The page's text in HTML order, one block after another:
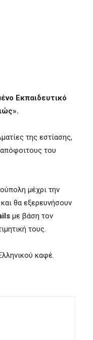
Εκπαιδευτικό
της εστίασης,
του
μέχρι την
θα εξερευνήσουν
με βάση τον
τους.
καφέ.